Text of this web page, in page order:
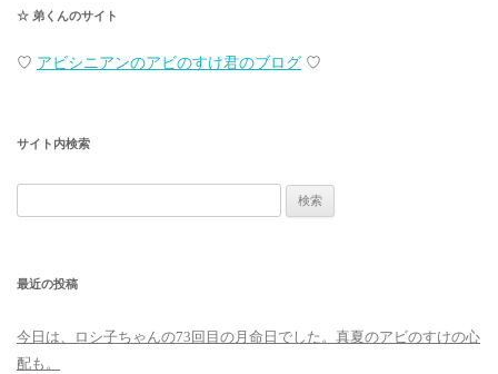
☆ 弟くんのサイト
♡ アビシニアンのアビのすけ君のブログ ♡
サイト内検索
索:
最近の投稿
今日は、ロシ子ちゃんの73回目の月命日でした。真夏のアビのすけの心
配も。